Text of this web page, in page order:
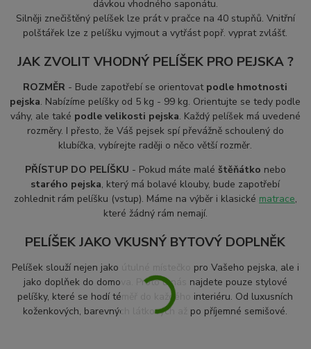
dávkou vhodného saponátu.
Silněji znečištěný pelíšek lze prát v pračce na 40 stupňů. Vnitřní
polštářek lze z pelíšku vyjmout a vytřást popř. vyprat zvlášť.
JAK ZVOLIT VHODNÝ PELÍŠEK PRO PEJSKA ?
ROZMĚR - Bude zapotřebí se orientovat podle hmotnosti
pejska. Nabízíme pelíšky od 5 kg - 99 kg. Orientujte se tedy podle
váhy, ale také podle velikosti pejska. Každý pelíšek má uvedené
rozměry. I přesto, že Váš pejsek spí převážně schoulený do
klubíčka, vybírejte raději o něco větší rozměr.
PŘÍSTUP DO PELÍŠKU - Pokud máte malé štěňátko nebo
starého pejska, který má bolavé klouby, bude zapotřebí
zohlednit rám pelíšku (vstup). Máme na výběr i klasické matrace,
které žádný rám nemají.
PELÍŠEK JAKO VKUSNÝ BYTOVÝ DOPLNĚK
Pelíšek slouží nejen jako útulné místečko pro Vašeho pejska, ale i
jako doplňek do domova. Proto u nás najdete pouze stylové
pelíšky, které se hodí téměř do každého interiéru. Od luxusních
koženkových, barevných látkových až po příjemné semišové.